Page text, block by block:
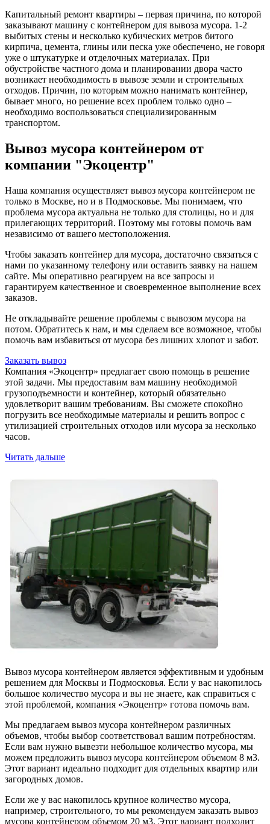
Капитальный ремонт квартиры – первая причина, по которой
заказывают машину с контейнером для вывоза мусора. 1-2
выбитых стены и несколько кубических метров битого
кирпича, цемента, глины или песка уже обеспечено, не говоря
уже о штукатурке и отделочных материалах. При
обустройстве частного дома и планировании двора часто
возникает необходимость в вывозе земли и строительных
отходов. Причин, по которым можно нанимать контейнер,
бывает много, но решение всех проблем только одно –
необходимо воспользоваться специализированным
транспортом.
Вывоз мусора контейнером от
компании "Экоцентр"
Наша компания осуществляет вывоз мусора контейнером не
только в Москве, но и в Подмосковье. Мы понимаем, что
проблема мусора актуальна не только для столицы, но и для
прилегающих территорий. Поэтому мы готовы помочь вам
независимо от вашего местоположения.
Чтобы заказать контейнер для мусора, достаточно связаться с
нами по указанному телефону или оставить заявку на нашем
сайте. Мы оперативно реагируем на все запросы и
гарантируем качественное и своевременное выполнение всех
заказов.
Не откладывайте решение проблемы с вывозом мусора на
потом. Обратитесь к нам, и мы сделаем все возможное, чтобы
помочь вам избавиться от мусора без лишних хлопот и забот.
Заказать вывоз
Компания «Экоцентр» предлагает свою помощь в решение
этой задачи. Мы предоставим вам машину необходимой
грузоподъемности и контейнер, который обязательно
удовлетворит вашим требованиям. Вы сможете спокойно
погрузить все необходимые материалы и решить вопрос с
утилизацией строительных отходов или мусора за несколько
часов.
Читать дальше
Вывоз мусора контейнером является эффективным и удобным
решением для Москвы и Подмосковья. Если у вас накопилось
большое количество мусора и вы не знаете, как справиться с
этой проблемой, компания «Экоцентр» готова помочь вам.
Мы предлагаем вывоз мусора контейнером различных
объемов, чтобы выбор соответствовал вашим потребностям.
Если вам нужно вывезти небольшое количество мусора, мы
можем предложить вывоз мусора контейнером объемом 8 м3.
Этот вариант идеально подходит для отдельных квартир или
загородных домов.
Если же у вас накопилось крупное количество мусора,
например, строительного, то мы рекомендуем заказать вывоз
мусора контейнером объемом 20 м3. Этот вариант подходит